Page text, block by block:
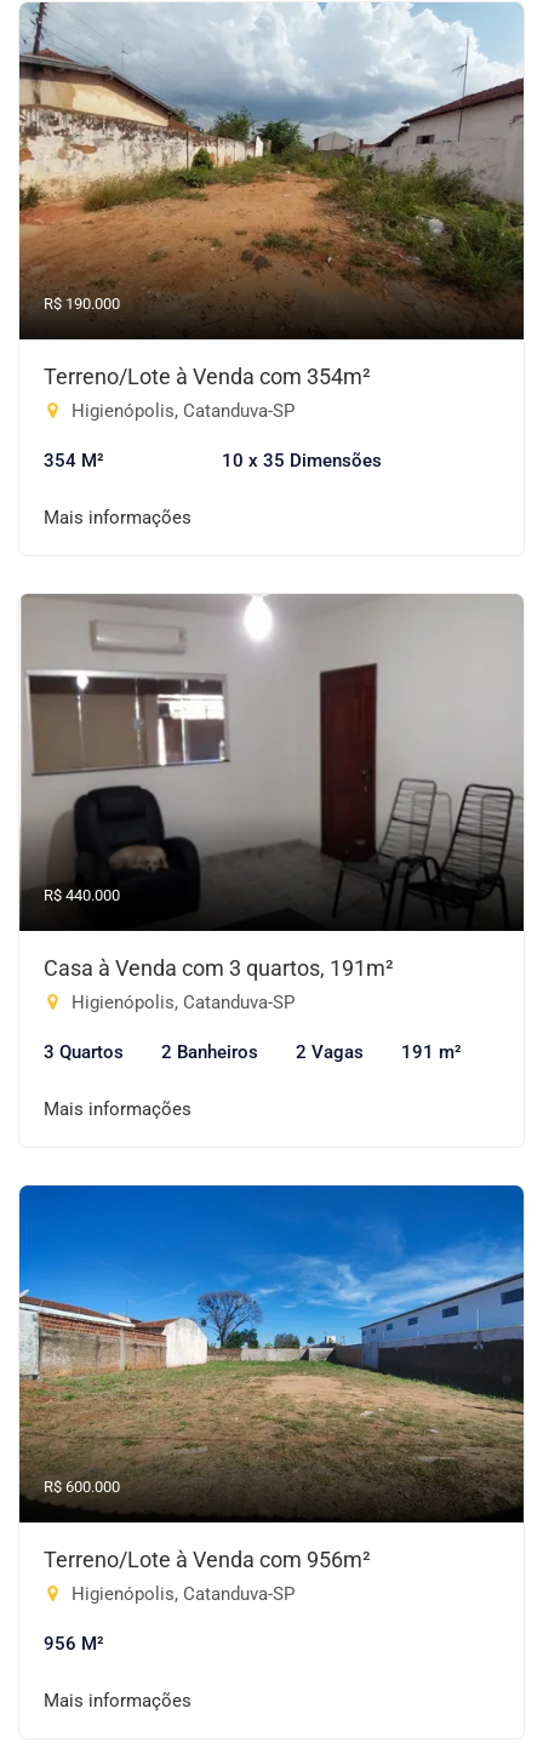
R$ 190.000
Terreno/Lote à Venda com 354m²
Higienópolis, Catanduva-SP
354 M² 10 x 35 Dimensões
Mais informações
R$ 440.000
Casa à Venda com 3 quartos, 191m²
Higienópolis, Catanduva-SP
3 Quartos 2 Banheiros 2 Vagas 191 m²
Mais informações
R$ 600.000
Terreno/Lote à Venda com 956m²
Higienópolis, Catanduva-SP
956 M²
Mais informações